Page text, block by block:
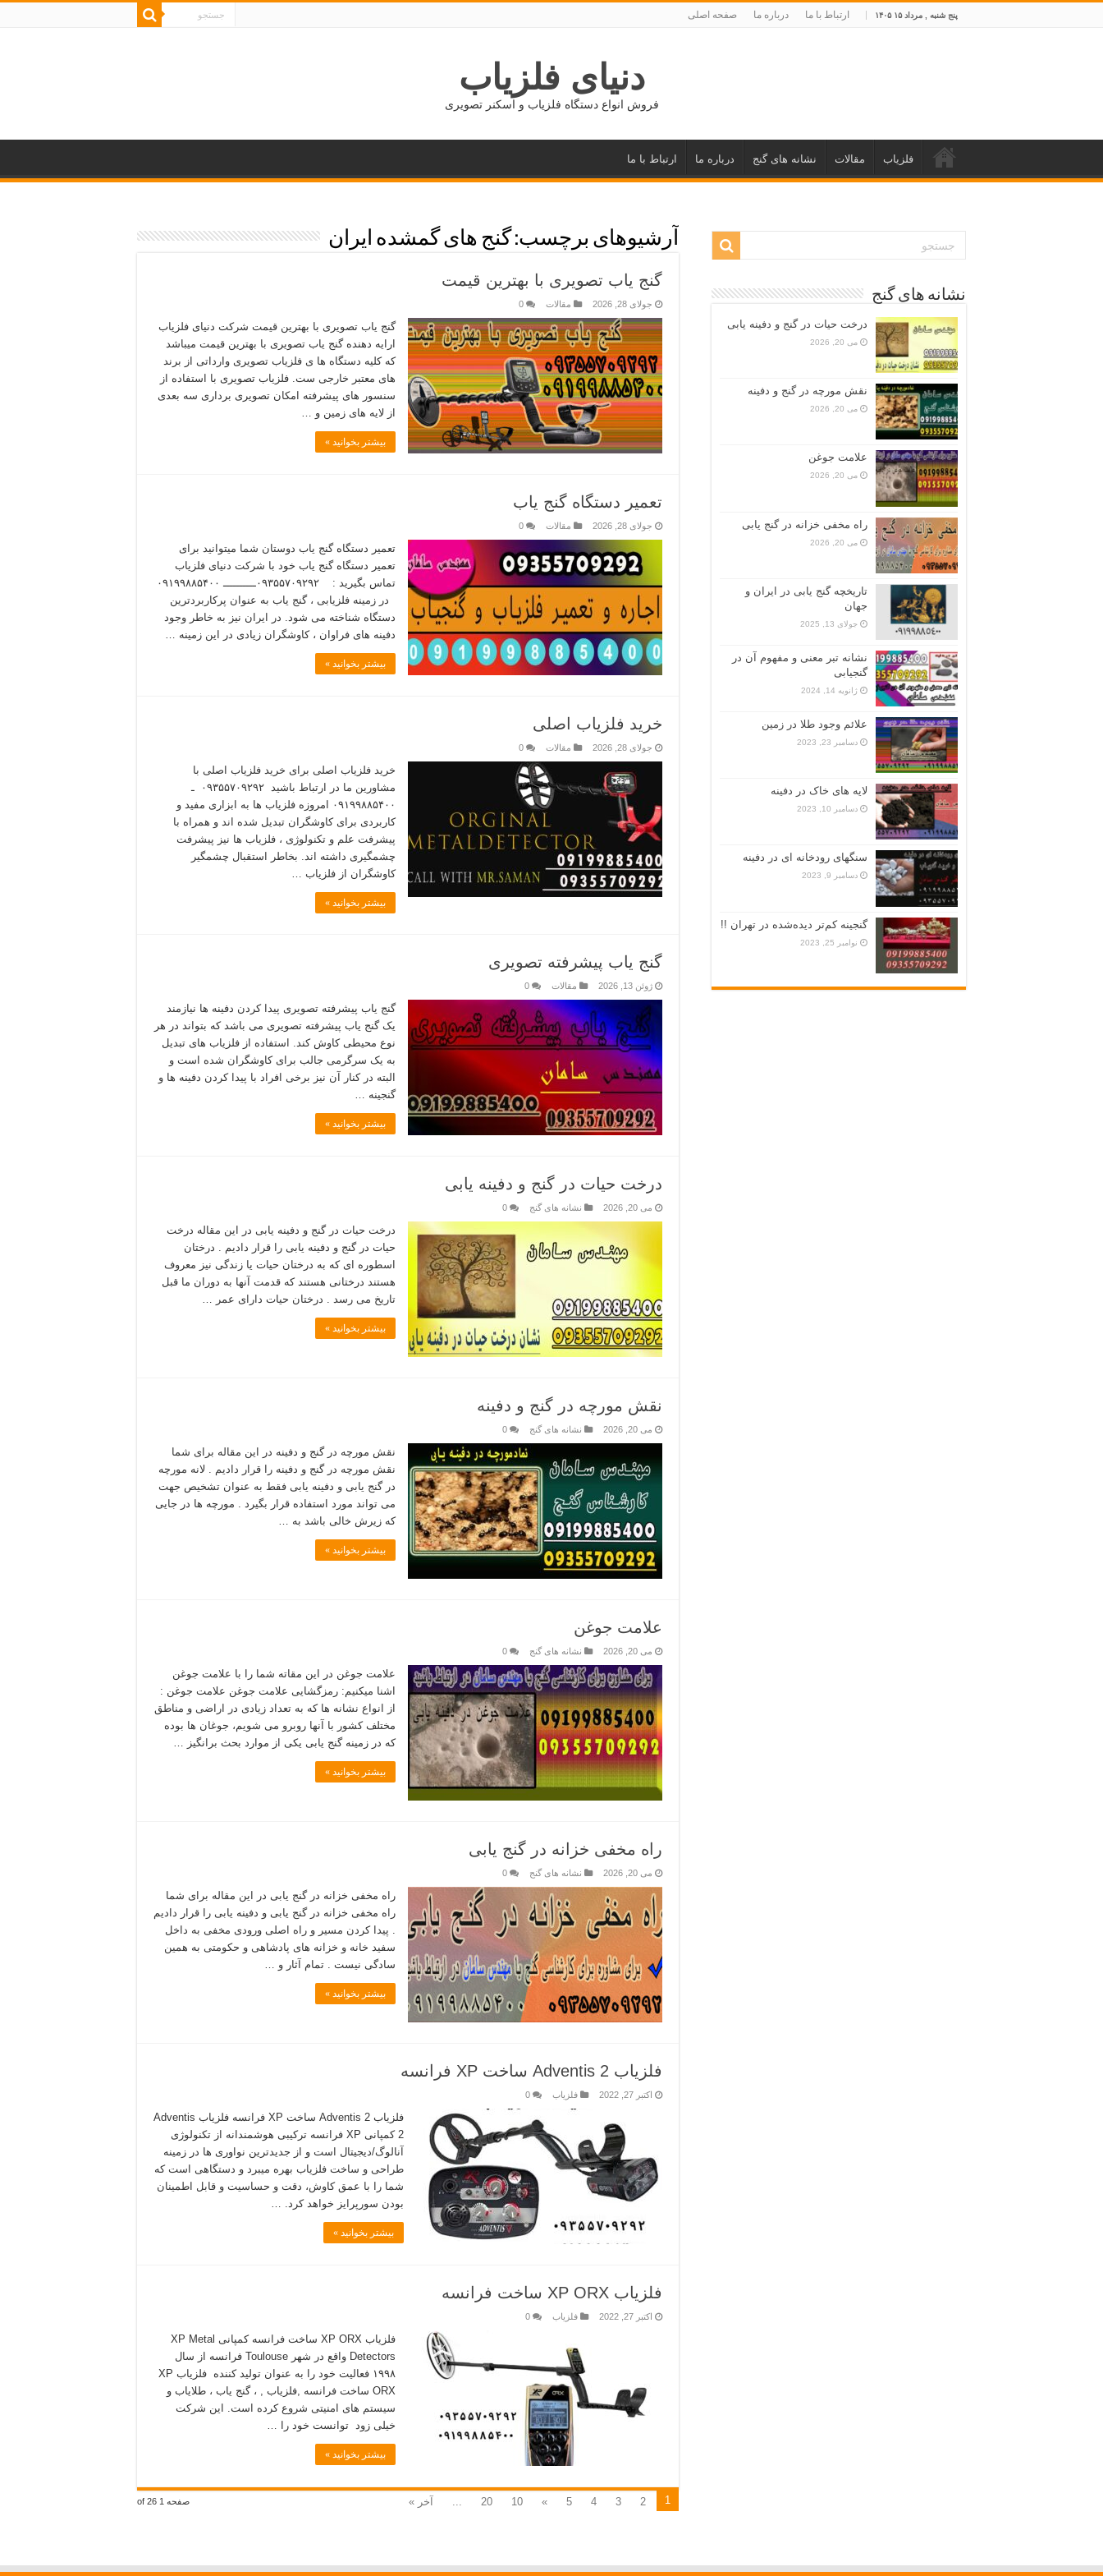
پنج شنبه , مرداد ۱۵ ۱۴۰۵ ارتباط با ما درباره ما صفحه اصلی
دنیای فلزیاب
فروش انواع دستگاه فلزیاب و اسکنر تصویری
فلزیاب مقالات نشانه های گنج درباره ما ارتباط با ما
آرشیوهای برچسب: گنج های گمشده ایران
گنج یاب تصویری با بهترین قیمت
جولای 28, 2026 مقالات 0
گنج یاب تصویری با بهترین قیمت شرکت دنیای فلزیاب
ارایه دهنده گنج یاب تصویری با بهترین قیمت میباشد
که کلیه دستگاه ها ی فلزیاب تصویری وارداتی از برند
های معتبر خارجی ست. فلزیاب تصویری با استفاده از
سنسور های پیشرفته امکان تصویری برداری سه بعدی
از لایه های زمین و …
بیشتر بخوانید »
تعمیر دستگاه گنج یاب
جولای 28, 2026 مقالات 0
تعمیر دستگاه گنج یاب دوستان شما میتوانید برای
تعمیر دستگاه گنج یاب خود با شرکت دنیای فلزیاب
تماس بگیرید : ۰۹۳۵۵۷۰۹۲۹۲ــــــــــ ۰۹۱۹۹۸۸۵۴۰۰
در زمینه فلزیابی ، گنج یاب به عنوان پرکاربردترین
دستگاه شناخته می شود. در ایران نیز به خاطر وجود
دفینه های فراوان ، کاوشگران زیادی در این زمینه …
بیشتر بخوانید »
خرید فلزیاب اصلی
جولای 28, 2026 مقالات 0
خرید فلزیاب اصلی برای خرید فلزیاب اصلی با
مشاورین ما در ارتباط باشید ۰۹۳۵۵۷۰۹۲۹۲ ـ
۰۹۱۹۹۸۸۵۴۰۰ امروزه فلزیاب ها به ابزاری مفید و
کاربردی برای کاوشگران تبدیل شده اند و همراه با
پیشرفت علم و تکنولوژی ، فلزیاب ها نیز پیشرفت
چشمگیری داشته اند. بخاطر استقبال چشمگیر
کاوشگران از فلزیاب …
بیشتر بخوانید »
گنج یاب پیشرفته تصویری
ژوئن 13, 2026 مقالات 0
گنج یاب پیشرفته تصویری پیدا کردن دفینه ها نیازمند
یک گنج یاب پیشرفته تصویری می باشد که بتواند در هر
نوع محیطی کاوش کند. استفاده از فلزیاب های تبدیل
به یک سرگرمی جالب برای کاوشگران شده است و
البته در کنار آن نیز برخی افراد با پیدا کردن دفینه ها و
گنجینه …
بیشتر بخوانید »
درخت حیات در گنج و دفینه یابی
می 20, 2026 نشانه های گنج 0
درخت حیات در گنج و دفینه یابی در این مقاله درخت
حیات در گنج و دفینه یابی را قرار دادیم . درختان
اسطوره ای که به درختان حیات یا زندگی نیز معروف
هستند درختانی هستند که قدمت آنها به دوران ما قبل
تاریخ می رسد . درختان حیات دارای عمر …
بیشتر بخوانید »
نقش مورچه در گنج و دفینه
می 20, 2026 نشانه های گنج 0
نقش مورچه در گنج و دفینه در این مقاله برای شما
نقش مورچه در گنج و دفینه را قرار دادیم . لانه مورچه
در گنج یابی و دفینه یابی فقط به عنوان تشخیص جهت
می تواند مورد استفاده قرار بگیرد . مورچه ها در جایی
که زیرش خالی باشد به …
بیشتر بخوانید »
علامت جوغن
می 20, 2026 نشانه های گنج 0
علامت جوغن در این مقاته شما را با علامت جوغن
اشنا میکنیم: رمزگشایی علامت جوغن علامت جوغن :
از انواع نشانه ها که به تعداد زیادی در اراضی و مناطق
مختلف کشور با آنها روبرو می شویم، جوغان ها بوده
که در زمینه گنج یابی یکی از موارد بحث برانگیز …
بیشتر بخوانید »
راه مخفی خزانه در گنج یابی
می 20, 2026 نشانه های گنج 0
راه مخفی خزانه در گنج یابی در این مقاله برای شما
راه مخفی خزانه در گنج یابی و دفینه یابی را قرار دادیم
. پیدا کردن مسیر و راه اصلی ورودی مخفی به داخل
سفید خانه و خزانه های پادشاهی و حکومتی به همین
سادگی نیست . تمام آثار و …
بیشتر بخوانید »
فلزیاب Adventis 2 ساخت XP فرانسه
اکتبر 27, 2022 فلزیاب 0
فلزیاب Adventis 2 ساخت XP فرانسه فلزیاب Adventis
2 کمپانی XP فرانسه ترکیبی هوشمندانه از تکنولوژی
آنالوگ/دیجیتال است و از جدیدترین نواوری ها در زمینه
طراحی و ساخت فلزیاب بهره میبرد و دستگاهی است که
شما را با عمق کاوش، دقت و حساسیت و قابل اطمینان
بودن سورپرایز خواهد کرد. …
بیشتر بخوانید »
فلزیاب XP ORX ساخت فرانسه
اکتبر 27, 2022 فلزیاب 0
فلزیاب XP ORX ساخت فرانسه کمپانی XP Metal
Detectors واقع در شهر Toulouse فرانسه از سال
۱۹۹۸ فعالیت خود را به عنوان تولید کننده فلزیاب XP
ORX ساخت فرانسه ,فلزیاب , ، گنج یاب ، طلایاب و
سیستم های امنیتی شروع کرده است. این شرکت
خیلی زود توانست خود را …
بیشتر بخوانید »
صفحه 1 of 26 1
2
3
4
5
»
10
20
... آخر »
نشانه های گنج
درخت حیات در گنج و دفینه یابی
می 20, 2026
نقش مورچه در گنج و دفینه
می 20, 2026
علامت جوغن
می 20, 2026
راه مخفی خزانه در گنج یابی
می 20, 2026
تاریخچه گنج‌ یابی در ایران و
جهان
جولای 13, 2025
نشانه تبر معنی و مفهوم آن در
گنجیابی
ژانویه 14, 2024
علائم وجود طلا در زمین
دسامبر 23, 2023
لایه های خاک در دفینه
دسامبر 10, 2023
سنگهای رودخانه ای در دفینه
دسامبر 9, 2023
گنجینه کم‌تر دیده‌شده در تهران !!
نوامبر 25, 2023